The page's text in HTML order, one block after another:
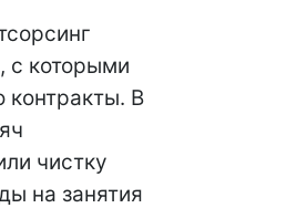
которыми
В
чистку
на занятия